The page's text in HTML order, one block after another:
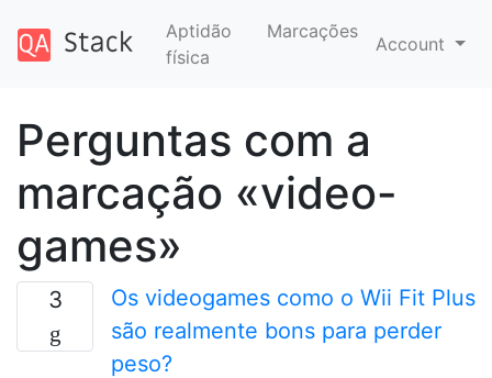
Aptidão
física
Marcações
Account
Perguntas com a
marcação «video-
games»
3
Os videogames como o Wii Fit Plus
são realmente bons para perder
peso?